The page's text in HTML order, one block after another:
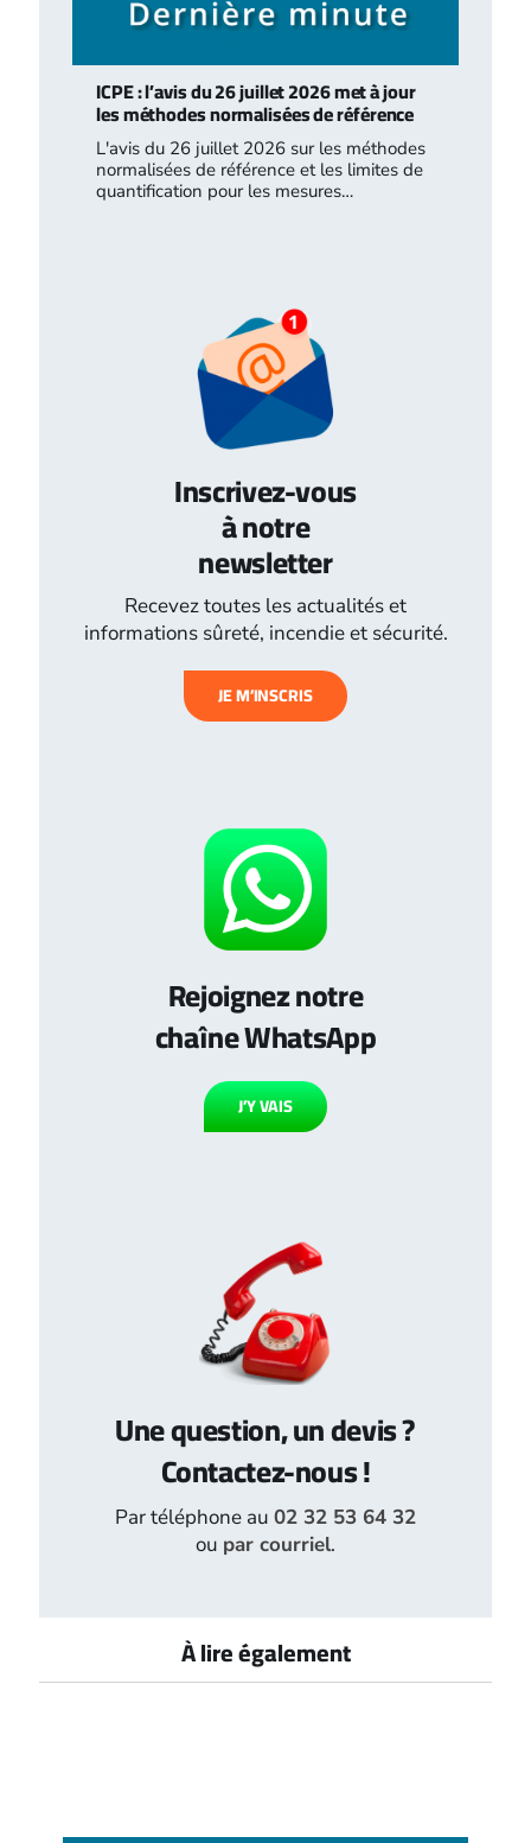
ICPE : l’avis du 26 juillet 2026 met à jour
les méthodes normalisées de référence
L'avis du 26 juillet 2026 sur les méthodes
normalisées de référence et les limites de
quantification pour les mesures…
Inscrivez-vous
à notre
newsletter
Recevez toutes les actualités et
informations sûreté, incendie et sécurité.
JE M’INSCRIS
Rejoignez notre
chaîne WhatsApp
J’Y VAIS
Une question, un devis ?
Contactez-nous !
Par téléphone au 02 32 53 64 32
ou par courriel.
À lire également